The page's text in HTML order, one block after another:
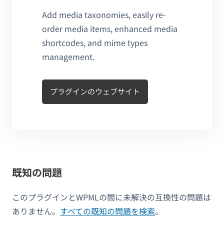
Add media taxonomies, easily re-
order media items, enhanced media
shortcodes, and mime types
management.
プラグインのウェブサイト
既知の問題
このプラグインとWPMLの間に未解決の互換性の問題は
ありません。 すべての既知の問題を検索。